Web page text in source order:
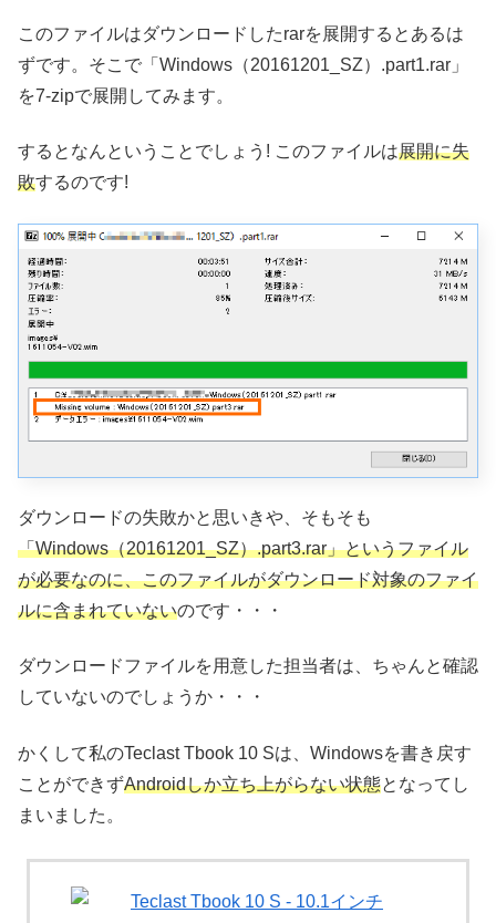
このファイルはダウンロードしたrarを展開するとあるは
ずです。そこで「Windows（20161201_SZ）.part1.rar」
を7-zipで展開してみます。
するとなんということでしょう! このファイルは展開に失
敗するのです!
ダウンロードの失敗かと思いきや、そもそも
「Windows（20161201_SZ）.part3.rar」というファイル
が必要なのに、このファイルがダウンロード対象のファイ
ルに含まれていないのです・・・
ダウンロードファイルを用意した担当者は、ちゃんと確認
していないのでしょうか・・・
かくして私のTeclast Tbook 10 Sは、Windowsを書き戻す
ことができずAndroidしか立ち上がらない状態となってし
まいました。